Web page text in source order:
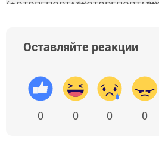
Оставляйте реакции
0 0 0 0